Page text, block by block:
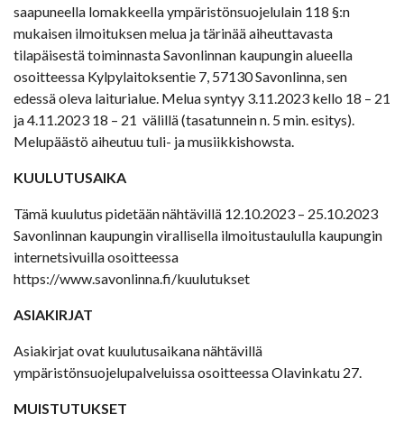
saapuneella lomakkeella ympäristönsuojelulain 118 §:n
mukaisen ilmoituksen melua ja tärinää aiheuttavasta
tilapäisestä toiminnasta Savonlinnan kaupungin alueella
osoitteessa Kylpylaitoksentie 7, 57130 Savonlinna, sen
edessä oleva laiturialue. Melua syntyy 3.11.2023 kello 18 – 21
ja 4.11.2023 18 – 21 välillä (tasatunnein n. 5 min. esitys).
Melupäästö aiheutuu tuli- ja musiikkishowsta.
KUULUTUSAIKA
Tämä kuulutus pidetään nähtävillä 12.10.2023 – 25.10.2023
Savonlinnan kaupungin virallisella ilmoitustaululla kaupungin
internetsivuilla osoitteessa
https://www.savonlinna.fi/kuulutukset
ASIAKIRJAT
Asiakirjat ovat kuulutusaikana nähtävillä
ympäristönsuojelupalveluissa osoitteessa Olavinkatu 27.
MUISTUTUKSET